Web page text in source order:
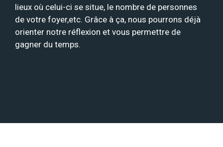
lieux où celui-ci se situe, le nombre de personnes
de votre foyer,etc. Grâce à ça, nous pourrons déjà
orienter notre réflexion et vous permettre de
gagner du temps.